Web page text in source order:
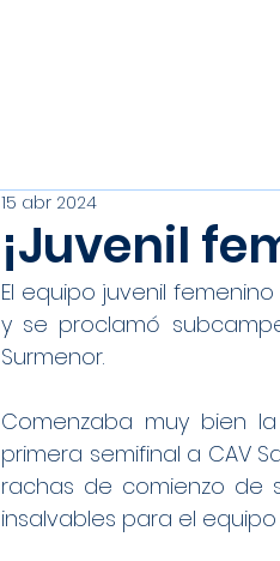
¡Juvenil
15 abr 2024
El equipo juvenil
y se proclamó
Surmenor.
Comenzaba muy bien
primera semifinal a CAV
rachas de comienzo de
insalvables para el equipo